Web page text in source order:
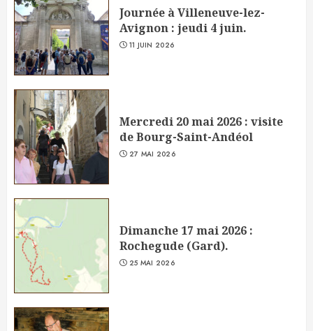
Journée à Villeneuve-lez-
Avignon : jeudi 4 juin.
11 JUIN 2026
Mercredi 20 mai 2026 : visite
de Bourg-Saint-Andéol
27 MAI 2026
Dimanche 17 mai 2026 :
Rochegude (Gard).
25 MAI 2026